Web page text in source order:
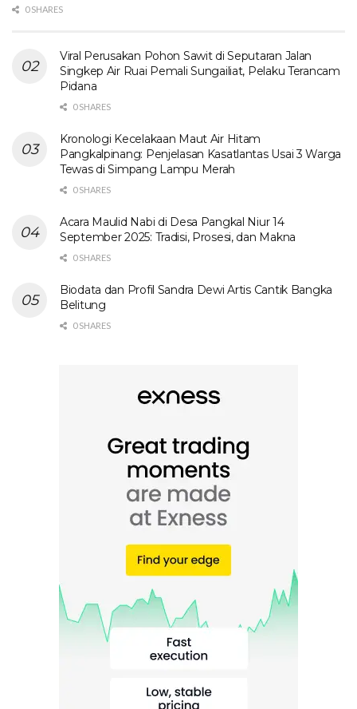
0 SHARES
Viral Perusakan Pohon Sawit di Seputaran Jalan
Singkep Air Ruai Pemali Sungailiat, Pelaku Terancam
Pidana
0 SHARES
Kronologi Kecelakaan Maut Air Hitam
Pangkalpinang: Penjelasan Kasatlantas Usai 3 Warga
Tewas di Simpang Lampu Merah
0 SHARES
Acara Maulid Nabi di Desa Pangkal Niur 14
September 2025: Tradisi, Prosesi, dan Makna
0 SHARES
Biodata dan Profil Sandra Dewi Artis Cantik Bangka
Belitung
0 SHARES